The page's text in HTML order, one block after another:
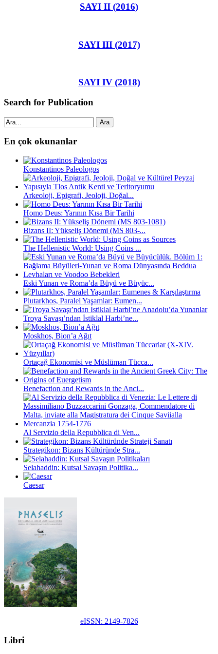
SAYI II (2016)
SAYI III (2017)
SAYI IV (2018)
Search for Publication
Ara
En çok okunanlar
Konstantinos Paleologos
Arkeoloji, Epigrafi, Jeoloji, Doğal...
Homo Deus: Yarının Kısa Bir Tarihi
Bizans II: Yükseliş Dönemi (MS 803-...
The Hellenistic World: Using Coins ...
Eski Yunan ve Roma’da Büyü ve Büyüc...
Plutarkhos, Paralel Yaşamlar: Eumen...
Troya Savaşı’ndan İstiklal Harbi’ne...
Moskhos, Bion’a Ağıt
Ortaçağ Ekonomisi ve Müslüman Tücca...
Benefaction and Rewards in the Anci...
Al Servizio della Repubblica di Ven...
Strategikon: Bizans Kültüründe Stra...
Selahaddin: Kutsal Savaşın Politika...
Caesar
eISSN: 2149-7826
Libri